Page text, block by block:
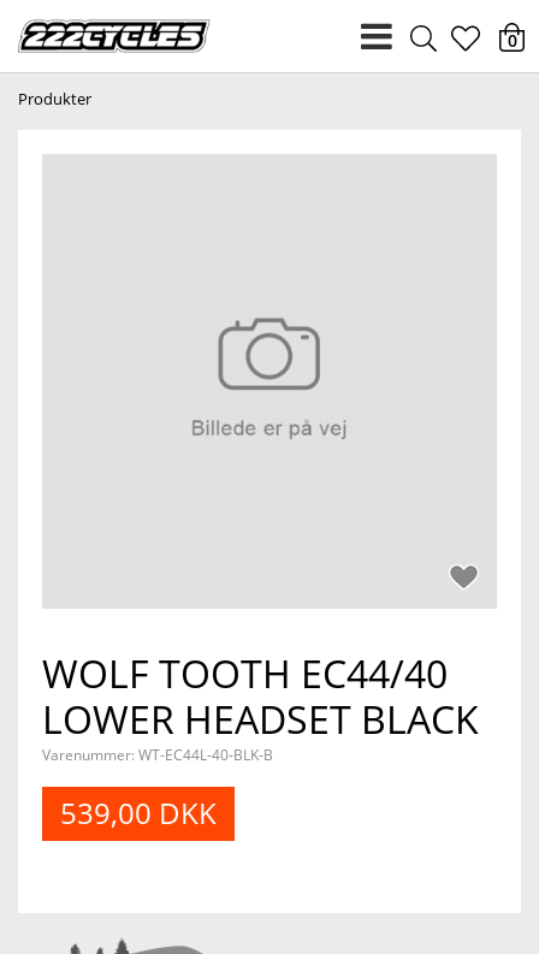
heart
0
Produkter
WOLF TOOTH EC44/40
LOWER HEADSET BLACK
Varenummer: WT-EC44L-40-BLK-B
539,00 DKK